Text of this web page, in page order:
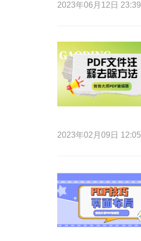
2023年06月12日 23:39
2023年02月09日 12:05